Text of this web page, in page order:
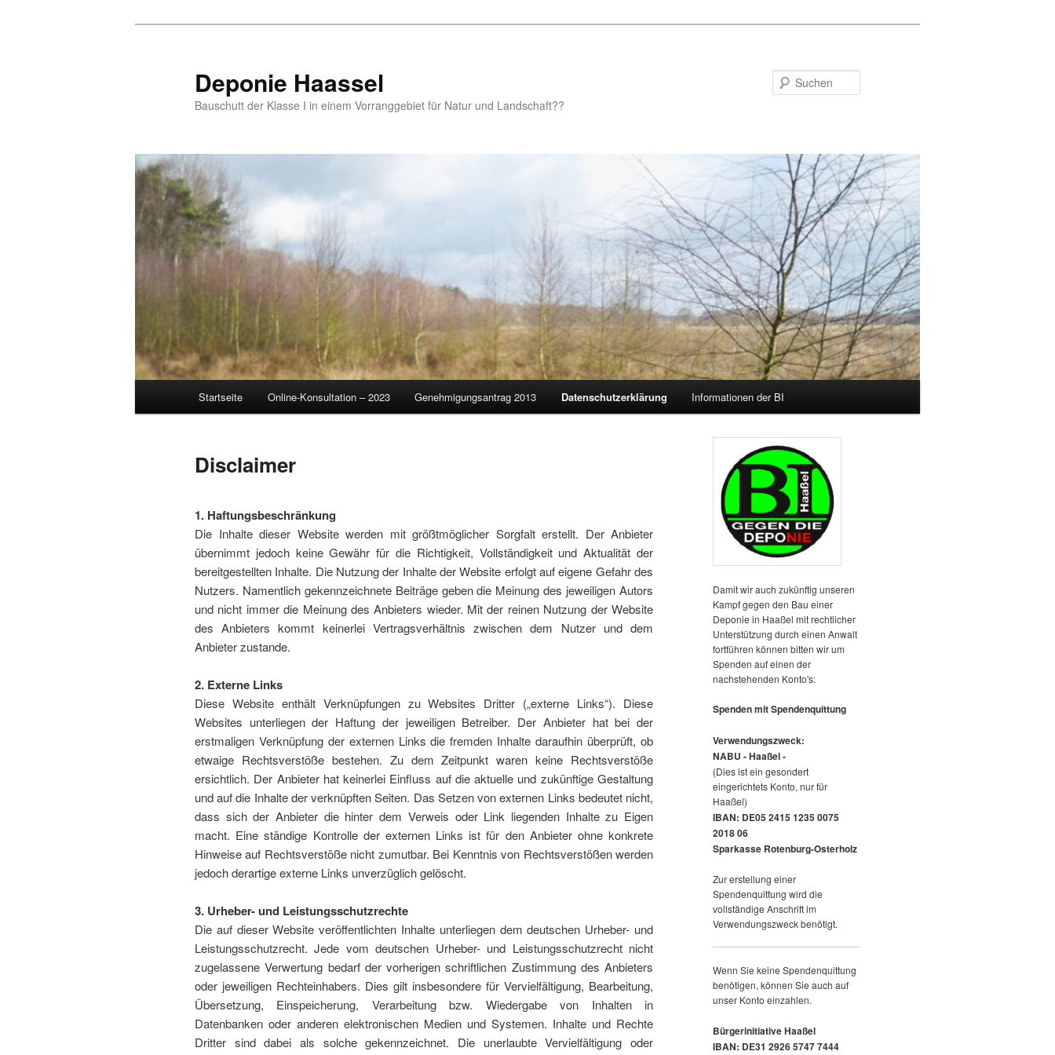
Deponie Haassel
Bauschutt der Klasse I in einem Vorranggebiet für Natur und Landschaft??
Startseite Online-Konsultation – 2023 Genehmigungsantrag 2013 Datenschutzerklärung Informationen der BI
Disclaimer
1. Haftungsbeschränkung
Die Inhalte dieser Website werden mit größtmöglicher Sorgfalt erstellt. Der Anbieter
übernimmt jedoch keine Gewähr für die Richtigkeit, Vollständigkeit und Aktualität der
bereitgestellten Inhalte. Die Nutzung der Inhalte der Website erfolgt auf eigene Gefahr des
Nutzers. Namentlich gekennzeichnete Beiträge geben die Meinung des jeweiligen Autors
und nicht immer die Meinung des Anbieters wieder. Mit der reinen Nutzung der Website
des Anbieters kommt keinerlei Vertragsverhältnis zwischen dem Nutzer und dem
Anbieter zustande.
2. Externe Links
Diese Website enthält Verknüpfungen zu Websites Dritter („externe Links“). Diese
Websites unterliegen der Haftung der jeweiligen Betreiber. Der Anbieter hat bei der
erstmaligen Verknüpfung der externen Links die fremden Inhalte daraufhin überprüft, ob
etwaige Rechtsverstöße bestehen. Zu dem Zeitpunkt waren keine Rechtsverstöße
ersichtlich. Der Anbieter hat keinerlei Einfluss auf die aktuelle und zukünftige Gestaltung
und auf die Inhalte der verknüpften Seiten. Das Setzen von externen Links bedeutet nicht,
dass sich der Anbieter die hinter dem Verweis oder Link liegenden Inhalte zu Eigen
macht. Eine ständige Kontrolle der externen Links ist für den Anbieter ohne konkrete
Hinweise auf Rechtsverstöße nicht zumutbar. Bei Kenntnis von Rechtsverstößen werden
jedoch derartige externe Links unverzüglich gelöscht.
3. Urheber- und Leistungsschutzrechte
Die auf dieser Website veröffentlichten Inhalte unterliegen dem deutschen Urheber- und
Leistungsschutzrecht. Jede vom deutschen Urheber- und Leistungsschutzrecht nicht
zugelassene Verwertung bedarf der vorherigen schriftlichen Zustimmung des Anbieters
oder jeweiligen Rechteinhabers. Dies gilt insbesondere für Vervielfältigung, Bearbeitung,
Übersetzung, Einspeicherung, Verarbeitung bzw. Wiedergabe von Inhalten in
Datenbanken oder anderen elektronischen Medien und Systemen. Inhalte und Rechte
Dritter sind dabei als solche gekennzeichnet. Die unerlaubte Vervielfältigung oder
Damit wir auch zukünftig unseren
Kampf gegen den Bau einer
Deponie in Haaßel mit rechtlicher
Unterstützung durch einen Anwalt
fortführen können bitten wir um
Spenden auf einen der
nachstehenden Konto's:
Spenden mit Spendenquittung
Verwendungszweck:
NABU - Haaßel -
(Dies ist ein gesondert
eingerichtets Konto, nur für
Haaßel)
IBAN: DE05 2415 1235 0075
2018 06
Sparkasse Rotenburg-Osterholz
Zur erstellung einer
Spendenquittung wird die
vollständige Anschrift im
Verwendungszweck benötigt.
Wenn Sie keine Spendenquittung
benötigen, können Sie auch auf
unser Konto einzahlen.
Bürgerinitiative Haaßel
IBAN: DE31 2926 5747 7444